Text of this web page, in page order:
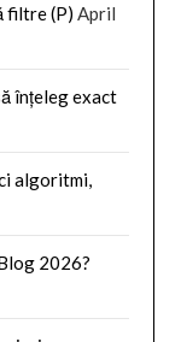
filtre (P) April
înțeleg exact
algoritmi,
2026?